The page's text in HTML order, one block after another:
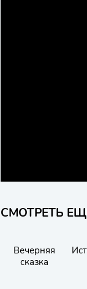
СМОТРЕТЬ
Вечерняя
сказка